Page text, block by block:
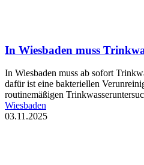
In Wiesbaden muss
In Wiesbaden muss ab sofort
dafür ist eine bakteriellen
routinemäßigen
Wiesbaden
03.11.2025